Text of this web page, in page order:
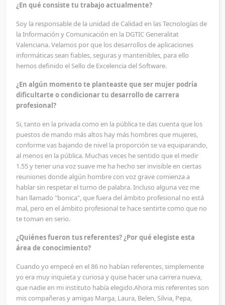
¿En qué consiste tu trabajo actualmente?
Soy la responsable de la unidad de Calidad en las Tecnologías de
la Información y Comunicación en la DGTIC Generalitat
Valenciana. Velamos por que los desarrollos de aplicaciones
informáticas sean fiables, seguras y mantenibles, para ello
hemos definido el Sello de Excelencia del Software.
¿En algún momento te planteaste que ser mujer podría
dificultarte o condicionar tu desarrollo de carrera
profesional?
Si, tanto en la privada como en la pública te das cuenta que los
puestos de mando más altos hay más hombres que mujeres,
conforme vas bajando de nivel la proporción se va equiparando,
al menos en la pública. Muchas veces he sentido que el medir
1.55 y tener una voz suave me ha hecho ser invisible en ciertas
reuniones donde algún hombre con voz grave comienza a
hablar sin respetar el turno de palabra. Incluso alguna vez me
han llamado "bonica", que fuera del ámbito profesional no está
mal, pero en el ámbito profesional te hace sentirte como que no
te toman en serio.
¿Quiénes fueron tus referentes? ¿Por qué elegiste esta
área de conocimiento?
Cuando yo empecé en el 86 no habían referentes, simplemente
yo era muy inquieta y curiosa y quise hacer una carrera nueva,
que nadie en mi instituto había elegido.Ahora mis referentes son
mis compañeras y amigas Marga, Laura, Belen, Silvia, Pepa,